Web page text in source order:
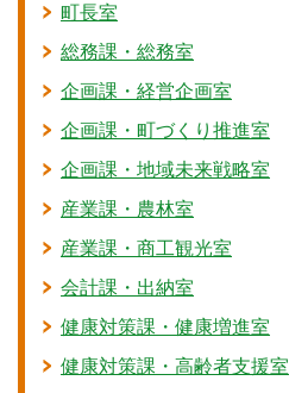
町長室
総務課・総務室
企画課・経営企画室
企画課・町づくり推進室
企画課・地域未来戦略室
産業課・農林室
産業課・商工観光室
会計課・出納室
健康対策課・健康増進室
健康対策課・高齢者支援室